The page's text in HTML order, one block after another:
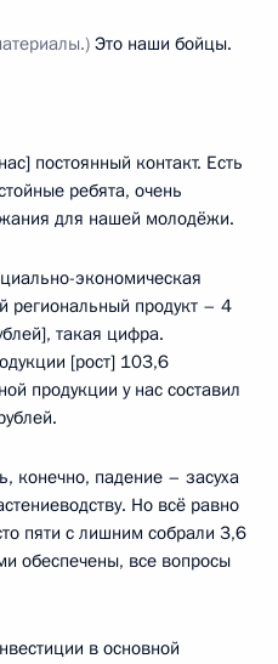
Это наши бойцы.
постоянный контакт. Есть
ребята, очень
для нашей молодёжи.
экономическая
региональный продукт – 4
такая цифра.
[рост] 103,6
продукции у нас составил
конечно, падение – засуха
Но всё равно
пяти с лишним собрали 3,6
обеспечены, все вопросы
в основной